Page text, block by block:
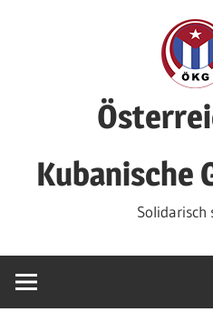
Kubanische
Solidarisch